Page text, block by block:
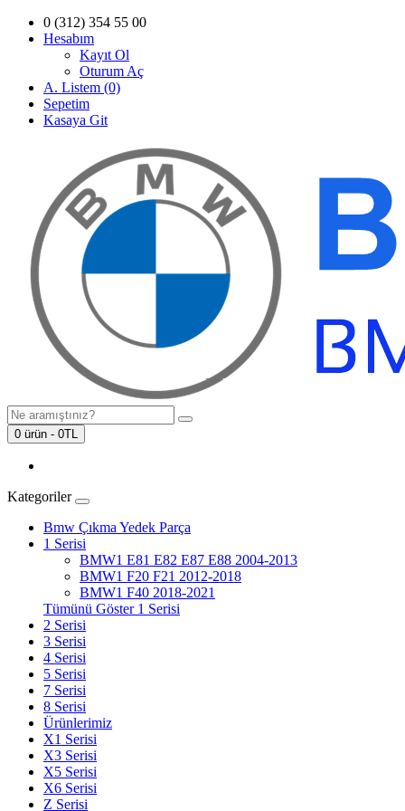
0 (312) 354 55 00
Hesabım
Kayıt Ol
Oturum Aç
A. Listem (0)
Sepetim
Kasaya Git
0 ürün - 0TL
Kategoriler
Bmw Çıkma Yedek Parça
1 Serisi
BMW1 E81 E82 E87 E88 2004-2013
BMW1 F20 F21 2012-2018
BMW1 F40 2018-2021
Tümünü Göster 1 Serisi
2 Serisi
3 Serisi
4 Serisi
5 Serisi
7 Serisi
8 Serisi
Ürünlerimiz
X1 Serisi
X3 Serisi
X5 Serisi
X6 Serisi
Z Serisi